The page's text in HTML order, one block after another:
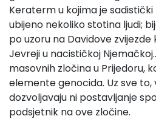
Keraterm u kojima je
ubijeno nekoliko stotina ljudi;
po uzoru na Davidove zvijezde
Jevreji u nacističkoj
masovnih zločina u Prijedoru,
elemente genocida. Uz sve to,
dozvoljavaju ni postavljanje
podsjetnik na ove zločine.